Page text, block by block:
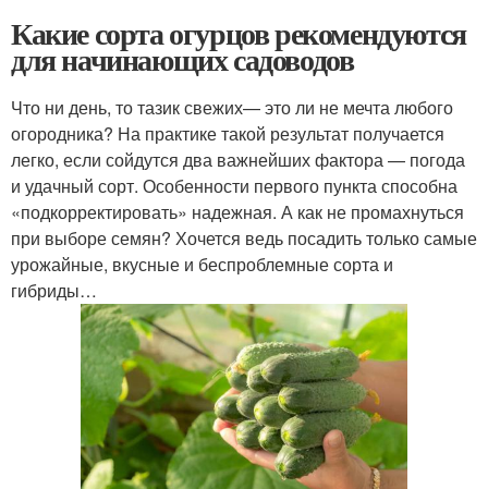
Какие сорта огурцов рекомендуются
для начинающих садоводов
Что ни день, то тазик свежих— это ли не мечта любого
огородника? На практике такой результат получается
легко, если сойдутся два важнейших фактора — погода
и удачный сорт. Особенности первого пункта способна
«подкорректировать» надежная. А как не промахнуться
при выборе семян? Хочется ведь посадить только самые
урожайные, вкусные и беспроблемные сорта и
гибриды…